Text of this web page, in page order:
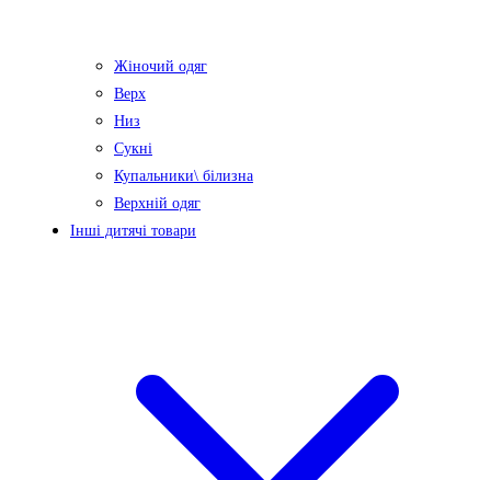
Жіночий одяг
Верх
Низ
Сукні
Купальники\ білизна
Верхній одяг
Інші дитячі товари